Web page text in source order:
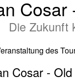
Cosar
Die Zukunft
des
Cosar -